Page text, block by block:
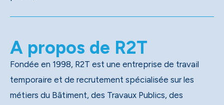
A propos de R2T
Fondée en 1998, R2T est une entreprise de travail
temporaire et de recrutement spécialisée sur les
métiers du Bâtiment, des Travaux Publics, des